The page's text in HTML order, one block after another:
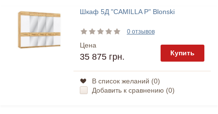
Шкаф 5Д "CAMILLA P" Blonski
0 отзывов
Цена
35 875 грн. Купить
В список желаний (0)
Добавить к сравнению (0)